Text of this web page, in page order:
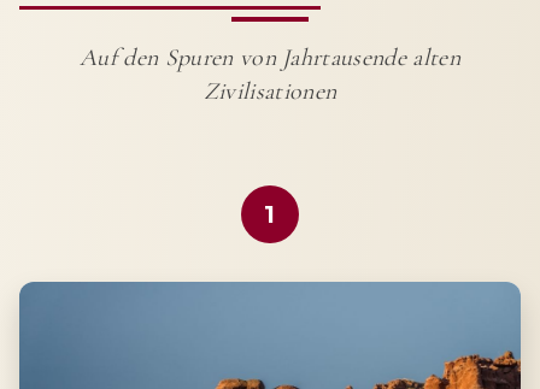
Auf den Spuren von Jahrtausende alten
Zivilisationen
1